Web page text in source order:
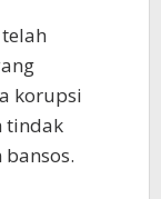
korupsi
tindak